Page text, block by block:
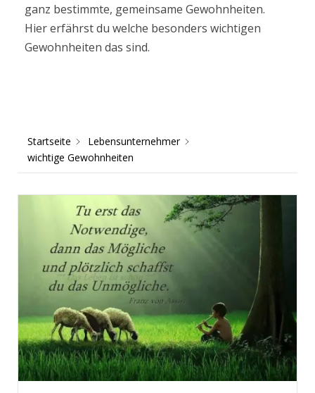
ganz bestimmte, gemeinsame Gewohnheiten.
Hier erfährst du welche besonders wichtigen
Gewohnheiten das sind.
Startseite
Lebensunternehmer
wichtige Gewohnheiten